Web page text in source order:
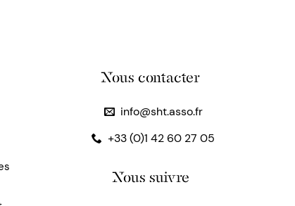
Nous contacter
info@sht.asso.fr
+33 (0)1 42 60 27 05
Nous suivre